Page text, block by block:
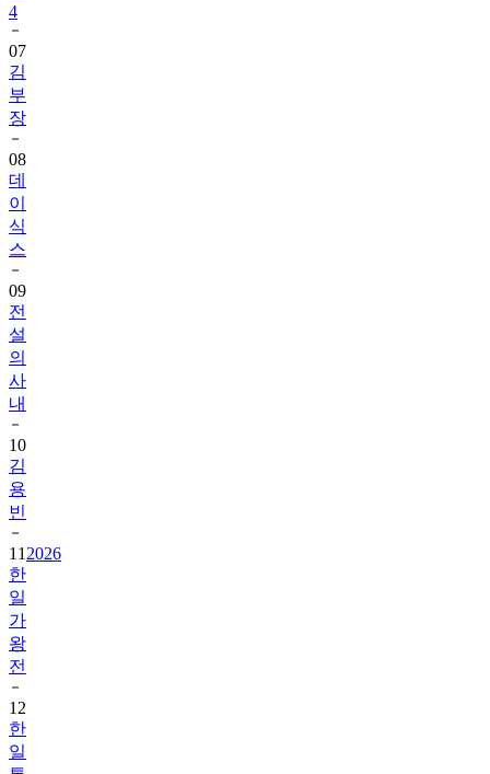
4
07
김
부
장
08
데
이
식
스
09
전
설
의
사
내
10
김
용
빈
11 2026
한
일
가
왕
전
12
한
일